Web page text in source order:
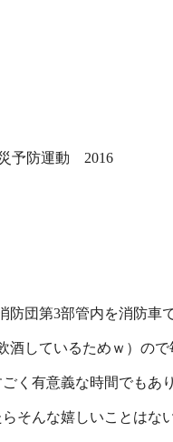
予防運動 2016
団第3部管内を消防車
しているためｗ）ので
く有意義な時間でもあり
そんな嬉しいことはない